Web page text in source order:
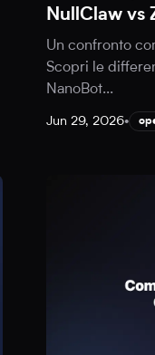
NullClaw vs
Un confronto
Scopri le
NanoBot...
Jun 29, 2026•